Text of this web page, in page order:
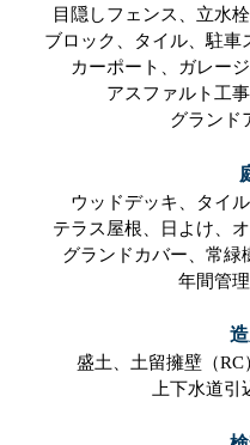
目隠しフェンス、 立水栓
ブロック、
タイル、 駐車
カーポート、
ガレージ
アスファルト工事
グランド
ウッドデッキ、 タイ
テラス屋根、
日よけ、
グランドカバー、 常緑
年間管理
盛土、 土留擁壁（RC
上下水道引